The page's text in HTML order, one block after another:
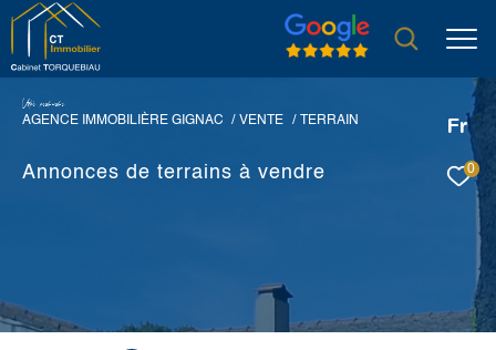
Fr
0
Vore recece
AGENCE IMMOBILIÈRE GIGNAC
VENTE TERRAIN
Annonces de terrains à vendre